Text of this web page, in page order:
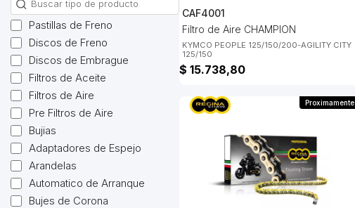
Pastillas de Freno
Discos de Freno
Discos de Embrague
Filtros de Aceite
Filtros de Aire
Pre Filtros de Aire
Bujias
Adaptadores de Espejo
Arandelas
Automatico de Arranque
Bujes de Corona
CAF4001
Filtro de Aire CHAMPION
KYMCO PEOPLE 125/150/200-AGILITY CITY
125/150
$ 15.738,80
Proximamente